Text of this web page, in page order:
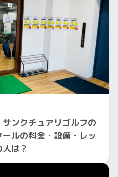
サンクチュアリゴルフの
ルの料金・設備・レッ
は？